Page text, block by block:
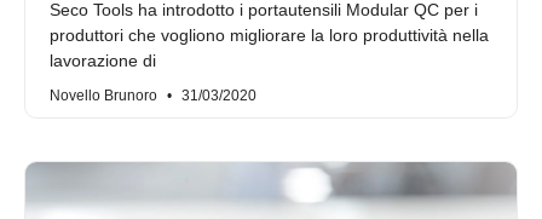
Seco Tools ha introdotto i portautensili Modular QC per i
produttori che vogliono migliorare la loro produttività nella
lavorazione di
Novello Brunoro 31/03/2020